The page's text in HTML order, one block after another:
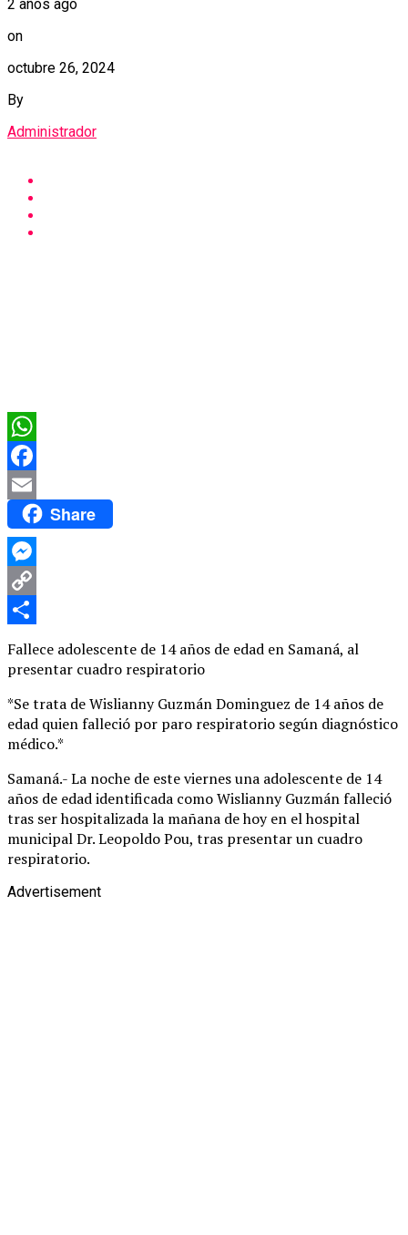
2 años ago
on
octubre 26, 2024
By
Administrador
WhatsApp
Facebook
Email Share
Messenger
Copy
Fallece adolescente de 14 años de edad en Samaná, al
presentar cuadro respiratorio
*Se trata de Wislianny Guzmán Dominguez de 14 años de
edad quien falleció por paro respiratorio según diagnóstico
médico.*
Samaná.- La noche de este viernes una adolescente de 14
años de edad identificada como Wislianny Guzmán falleció
tras ser hospitalizada la mañana de hoy en el hospital
municipal Dr. Leopoldo Pou, tras presentar un cuadro
respiratorio.
Advertisement